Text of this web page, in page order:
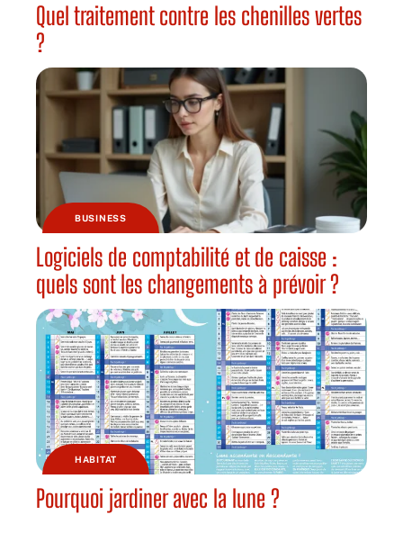
Quel traitement contre les chenilles vertes
?
BUSINESS
Logiciels de comptabilité et de caisse :
quels sont les changements à prévoir ?
HABITAT
Pourquoi jardiner avec la lune ?